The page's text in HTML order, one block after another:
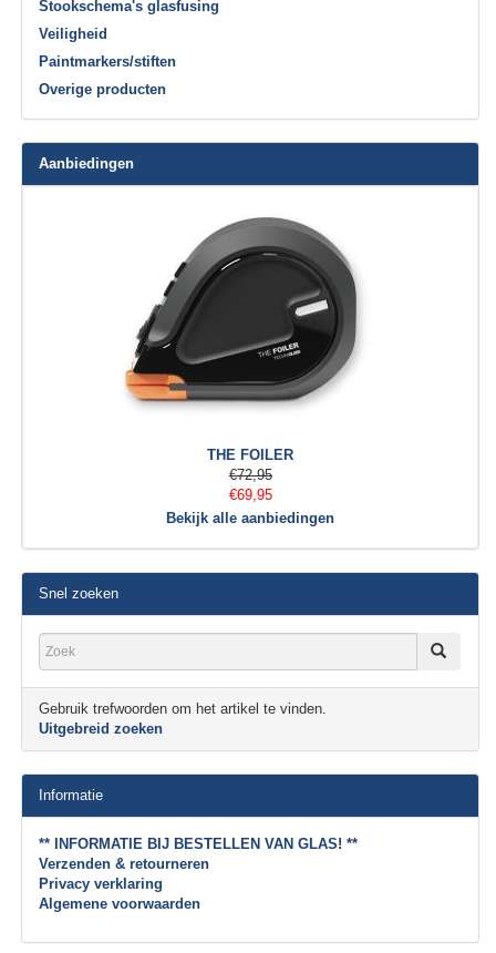
Stookschema's glasfusing
Veiligheid
Paintmarkers/stiften
Overige producten
Aanbiedingen
THE FOILER
€72,95
€69,95
Bekijk alle aanbiedingen
Snel zoeken
Gebruik trefwoorden om het artikel te vinden.
Uitgebreid zoeken
Informatie
** INFORMATIE BIJ BESTELLEN VAN GLAS! **
Verzenden & retourneren
Privacy verklaring
Algemene voorwaarden